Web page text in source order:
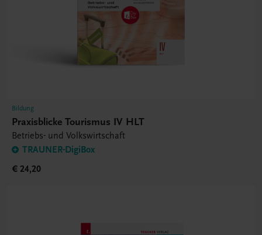
Bildung
Praxisblicke Tourismus IV HLT
Betriebs- und Volkswirtschaft
TRAUNER-DigiBox
€ 24,20